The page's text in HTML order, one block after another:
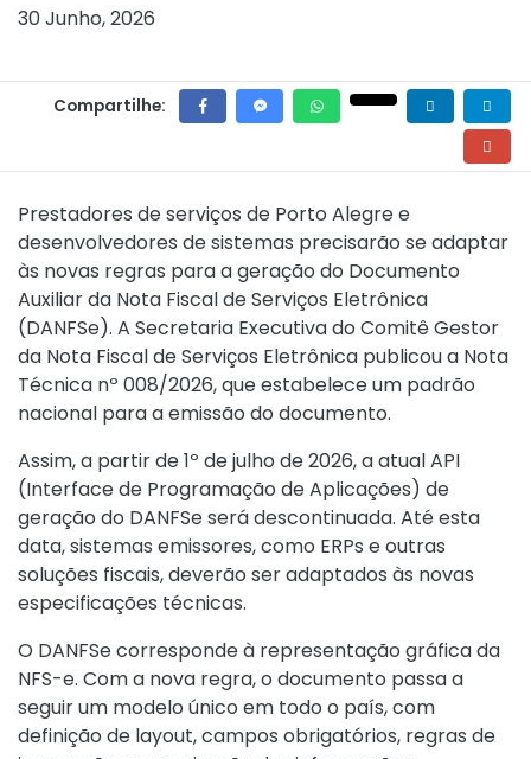
30 Junho, 2026
Compartilhe:
Prestadores de serviços de Porto Alegre e
desenvolvedores de sistemas precisarão se adaptar
às novas regras para a geração do Documento
Auxiliar da Nota Fiscal de Serviços Eletrônica
(DANFSe). A Secretaria Executiva do Comitê Gestor
da Nota Fiscal de Serviços Eletrônica publicou a Nota
Técnica nº 008/2026, que estabelece um padrão
nacional para a emissão do documento.
Assim, a partir de 1º de julho de 2026, a atual API
(Interface de Programação de Aplicações) de
geração do DANFSe será descontinuada. Até esta
data, sistemas emissores, como ERPs e outras
soluções fiscais, deverão ser adaptados às novas
especificações técnicas.
O DANFSe corresponde à representação gráfica da
NFS-e. Com a nova regra, o documento passa a
seguir um modelo único em todo o país, com
definição de layout, campos obrigatórios, regras de